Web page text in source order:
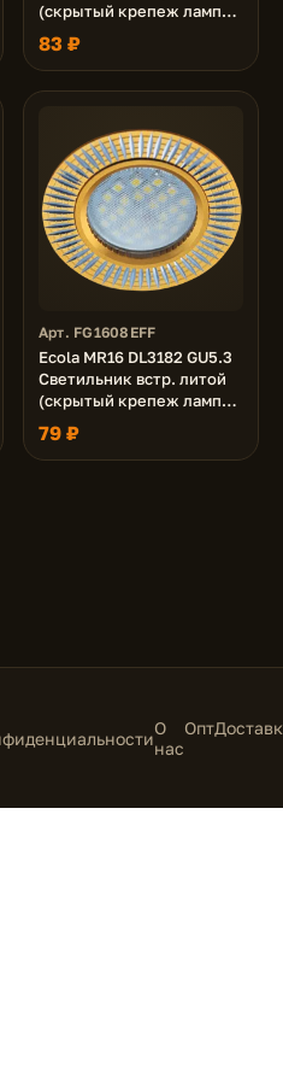
(скрытый крепеж лампы)
Черный/Алюм Рифленые
Реснички по кругу 23x78
(кd74)
83 ₽
Арт. FG1608EFF
Ecola MR16 DL3182 GU5.3
Светильник встр. литой
(скрытый крепеж лампы)
матовое Золото/Алюм
Рифленые Реснички по
кругу 23x78 (кd74)
79 ₽
О
нас
Опт